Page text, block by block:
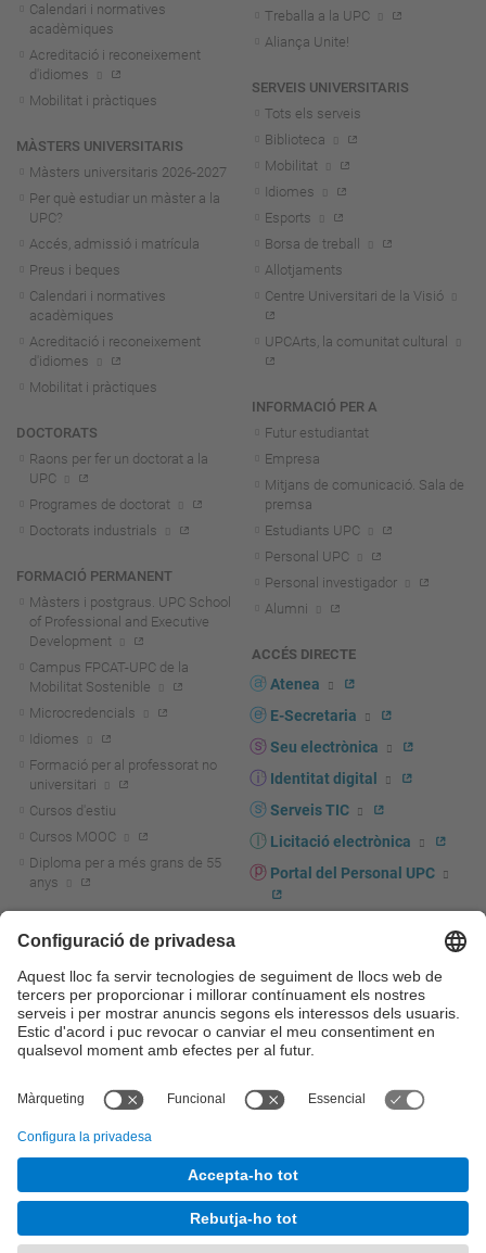
Calendari i normatives
acadèmiques
Acreditació i reconeixement
d'idiomes
Mobilitat i pràctiques
MÀSTERS UNIVERSITARIS
Màsters universitaris 2026-2027
Per què estudiar un màster a la
UPC?
Accés, admissió i matrícula
Preus i beques
Calendari i normatives
acadèmiques
Acreditació i reconeixement
d'idiomes
Mobilitat i pràctiques
DOCTORATS
Raons per fer un doctorat a la
UPC
Programes de doctorat
Doctorats industrials
FORMACIÓ PERMANENT
Màsters i postgraus. UPC School
of Professional and Executive
Development
Campus FPCAT-UPC de la
Mobilitat Sostenible
Microcredencials
Idiomes
Formació per al professorat no
universitari
Cursos d'estiu
Cursos MOOC
Diploma per a més grans de 55
anys
Actualitat R+D+I
La recerca a la UPC
La transferència, l'emprenedoria i
la innovació a la UPC
Foment i suport a la recerca
transferència, l'emprenedoria i la
Serveis per a empreses
Treballa a la UPC
Aliança Unite!
SERVEIS UNIVERSITARIS
Tots els serveis
Biblioteca
Mobilitat
Idiomes
Esports
Borsa de treball
Allotjaments
Centre Universitari de la Visió
UPCArts, la comunitat cultural
INFORMACIÓ PER A
Futur estudiantat
Empresa
Mitjans de comunicació. Sala de
premsa
Estudiants UPC
Personal UPC
Personal investigador
Alumni
ACCÉS DIRECTE
Atenea
E-Secretaria
Seu electrònica
Identitat digital
Serveis TIC
Licitació electrònica
Portal del Personal UPC
UPCshop, marxandatge
Sala de premsa
Seguretat i salut
Autoprotecció i emergències
© UPC Universitat Politècnica de Catalunya - BarcelonaTech